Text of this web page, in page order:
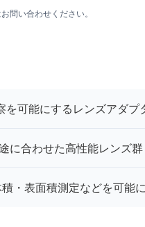
問い合わせください。
可能にするレンズアダプ
に合わせた高性能レンズ群
・表面積測定などを可能